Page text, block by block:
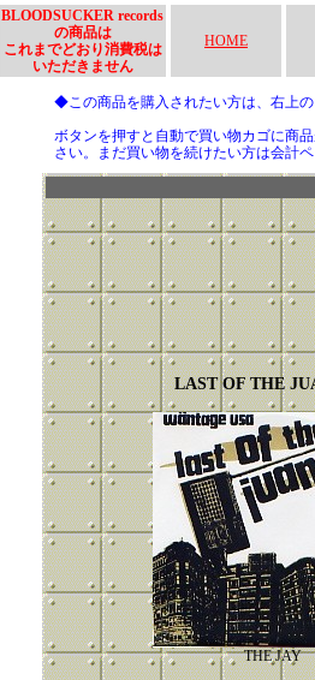
BLOODSUCKER records
の商品は
これまでどおり消費税は
いただきません
HOME
◆この商品を購入されたい方は、右上
ボタンを押すと自動で買い物カゴに商
さい。まだ買い物を続けたい方は会計
LAST OF THE
THE JAY